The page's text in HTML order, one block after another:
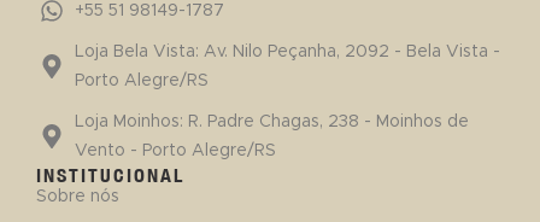
+55 51 98149-1787
Loja Bela Vista: Av. Nilo Peçanha, 2092 - Bela Vista -
Porto Alegre/RS
Loja Moinhos: R. Padre Chagas, 238 - Moinhos de
Vento - Porto Alegre/RS
INSTITUCIONAL
Sobre nós